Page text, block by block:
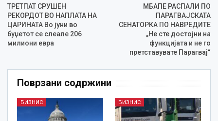
TРЕТПАТ СРУШЕН
РЕКОРДОТ ВО НАПЛАТА НА
ЦАРИНАТА Во јуни во
буџетот се слеале 206
милиони евра
МБАПЕ РАСПАЛИ ПО
ПАРАГВАЈСКАТА
СЕНАТОРКА ПО НАВРЕДИТЕ
„Не сте достојни на
функцијата и не го
претставувате Парагвај“
Поврзани содржини
БИЗНИС БИЗНИС